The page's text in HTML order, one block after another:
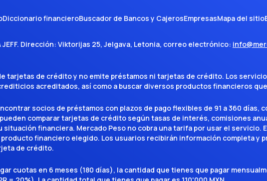
Diccionario financieroBuscador de Bancos y CajerosEmpresasMapa del sitio
JEFF. Dirección: Viktorijas 25, Jelgava, Letonia, correo electrónico:
tarjetas de crédito y no emite préstamos ni tarjetas de crédito. Los
acreditados, así como a buscar diversos productos financieros
socios de préstamos con plazos de pago flexibles de 91 a 360 días,
comparar tarjetas de crédito según tasas de interés, comisiones
financiera. Mercado Peso no cobra una tarifa por usar el
financiero elegido. Los usuarios recibirán información completa y
de crédito.
cuotas en 6 meses (180 días), la cantidad que tienes que pagar